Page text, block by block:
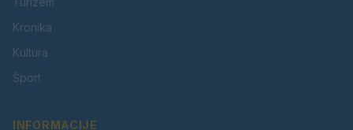
Kronika
Kultura
Šport
INFORMACIJE